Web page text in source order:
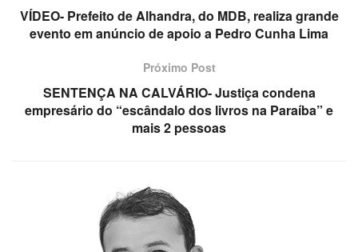
VÍDEO- Prefeito de Alhandra, do MDB, realiza grande
evento em anúncio de apoio a Pedro Cunha Lima
Próximo Post
SENTENÇA NA CALVÁRIO- Justiça condena
empresário do “escândalo dos livros na Paraíba” e
mais 2 pessoas